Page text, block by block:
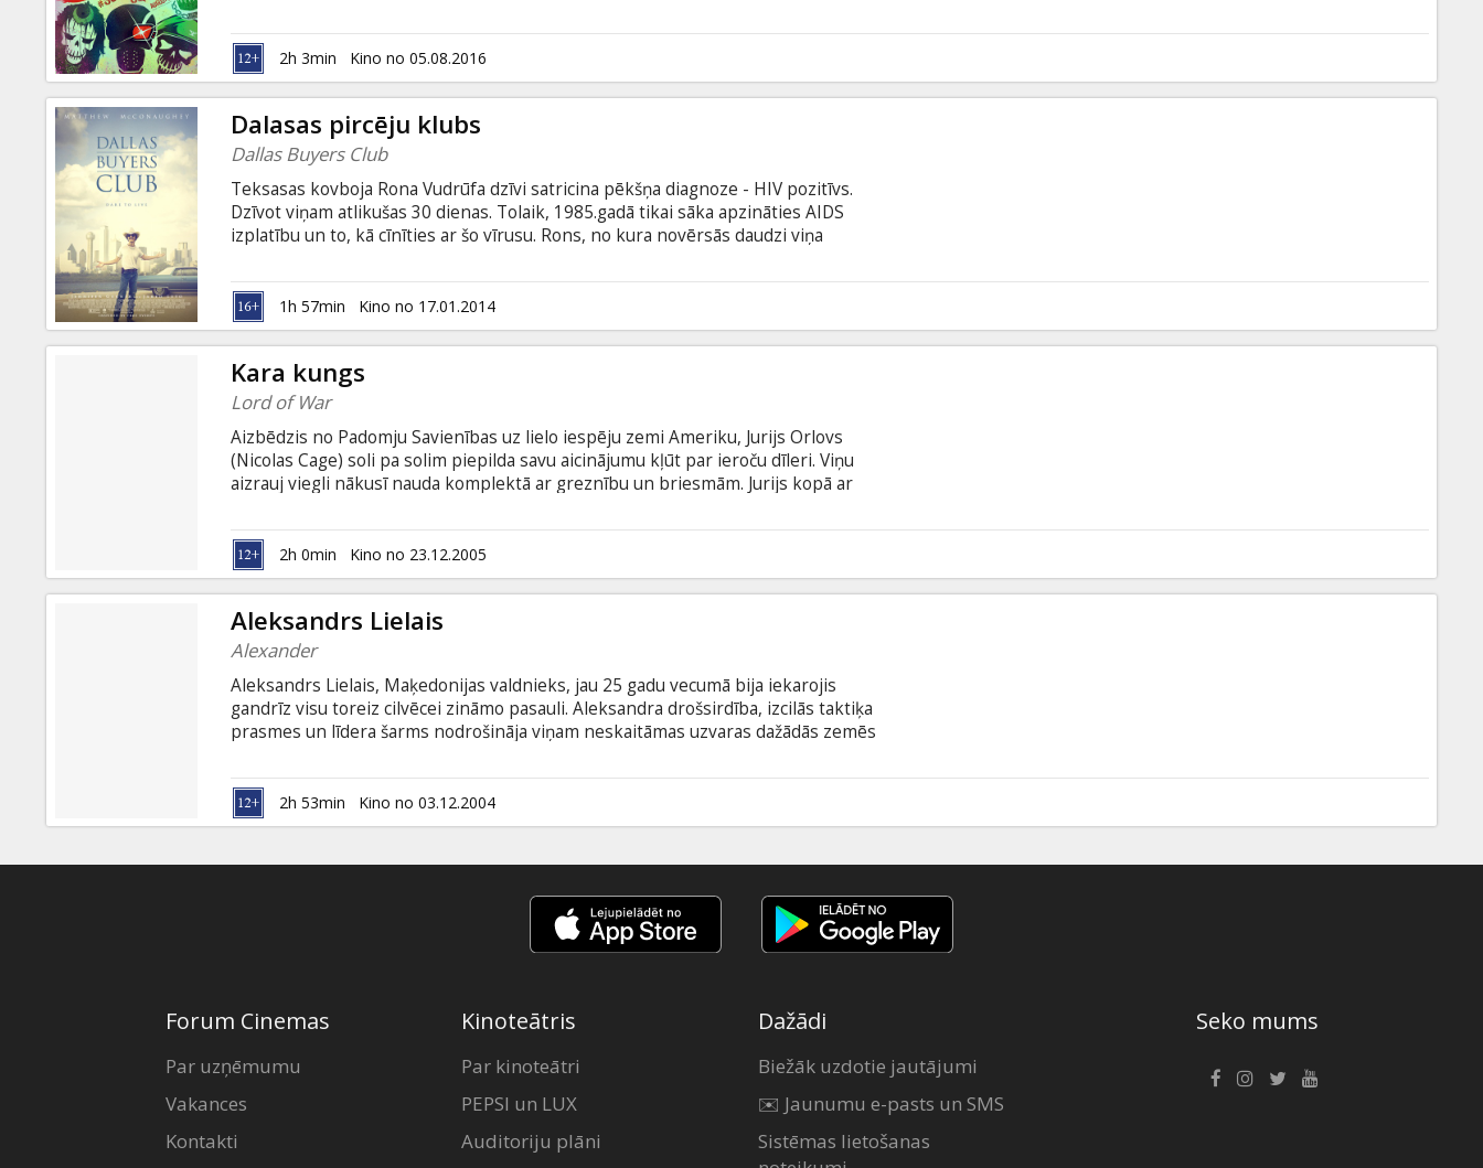
2D un 3D formātā.
2h 3min Kino no 05.08.2016
Dalasas pircēju klubs
Dallas Buyers Club
Teksasas kovboja Rona Vudrūfa dzīvi satricina pēkšņa diagnoze - HIV pozitīvs.
Dzīvot viņam atlikušas 30 dienas. Tolaik, 1985.gadā tikai sāka apzināties AIDS
izplatību un to, kā cīnīties ar šo vīrusu. Rons, no kura novērsās daudzi viņa
Galveno lomu filmā, kuras pamatā ir patiesi notikumi, atveido Metjū Makkonahijs,
viņam līdzās Džereds Leto, Dženifera Gārnere un citi. Filma angļu valodā ar
subtitriem latviešu un krievu valodā.
1h 57min Kino no 17.01.2014
Kara kungs
Lord of War
Aizbēdzis no Padomju Savienības uz lielo iespēju zemi Ameriku, Jurijs Orlovs
(Nicolas Cage) soli pa solim piepilda savu aicinājumu kļūt par ieroču dīleri. Viņu
aizrauj viegli nākusī nauda komplektā ar greznību un briesmām. Jurijs kopā ar
tīklā vienmēr pamanoties būt soli priekšā likumam, nepielūdzamajam Interpola
aģentam (Ethan Hawke), nežēlīgajiem biznesa konkurentiem un pat saviem
klientiem, starp kuriem ir arī pasaules zināmākie diktatori.
2h 0min Kino no 23.12.2005
Aleksandrs Lielais
Alexander
Aleksandrs Lielais, Maķedonijas valdnieks, jau 25 gadu vecumā bija iekarojis
gandrīz visu toreiz cilvēcei zināmo pasauli. Aleksandra drošsirdība, izcilās taktiķa
prasmes un līdera šarms nodrošināja viņam neskaitāmas uzvaras dažādās zemēs
vareno Persijas impēriju un jebkuru citu ienaidnieku. Lai arī Aleksandrs labi
uzturēto un organizēto armiju mantoja no sava tēva Filipa, tieši viņam astoņu gadu
laikā izdevās izveidot impēriju, kāda nekad iepriekš nebija pastāvējusi un par kādu
2h 53min Kino no 03.12.2004
Forum Cinemas
Par uzņēmumu
Vakances
Kontakti
Kinoteātris
Par kinoteātri
PEPSI un LUX
Auditoriju plāni
Dažādi
Biežāk uzdotie jautājumi
✉️ Jaunumu e-pasts un SMS
Sistēmas lietošanas
Seko mums